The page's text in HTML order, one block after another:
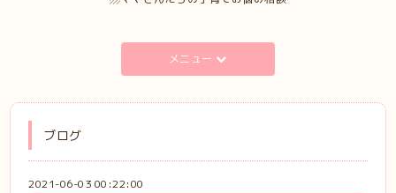
メニュー
ブログ
2021-06-03 00:22:00